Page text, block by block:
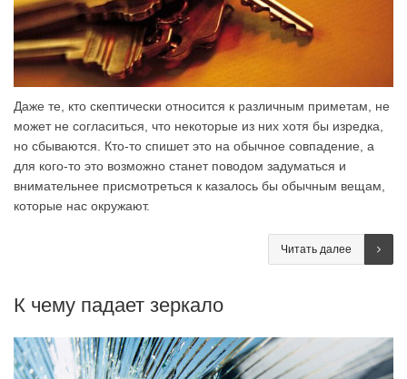
Даже те, кто скептически относится к различным приметам, не
может не согласиться, что некоторые из них хотя бы изредка,
но сбываются. Кто-то спишет это на обычное совпадение, а
для кого-то это возможно станет поводом задуматься и
внимательнее присмотреться к казалось бы обычным вещам,
которые нас окружают.
Читать далее
К чему падает зеркало